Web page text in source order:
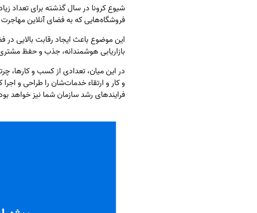
شیوع کرونا در سال گذشته برای تعداد
فروشگاه‌هایی که به فضای آنلاین مهاجرت
این موضوع باعث ایجاد رقابت بالایی در
بازاریابی هوشمندانه، جذب و حفظ
در این میان، تعدادی از کسب ‌و کارها،
و کار و ارتقاء خدمات‌شان را طراحی و
فرایندهای رشد سازمان شما نیز خواهد